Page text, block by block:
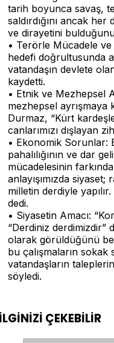
tarih boyunca savaş,
saldırdığını ancak
ve dirayetini
• Terörle Mücadele
hedefi doğrultusunda
vatandaşın devlete
kaydetti.
• Etnik ve Mezhepsel
mezhepsel ayrışmaya
Durmaz, “Kürt
canlarımızı dışlayan
• Ekonomik Sorunlar:
pahalılığının ve dar
mücadelesinin
anlayışımızda
milletin derdiyle
dedi.
• Siyasetin Amacı:
“Derdiniz derdimizdir”
olarak görüldüğünü
bu çalışmaların
vatandaşların
söyledi.
ÇEKEBİLİR